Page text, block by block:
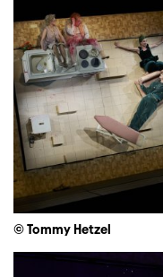
© Tommy Hetzel